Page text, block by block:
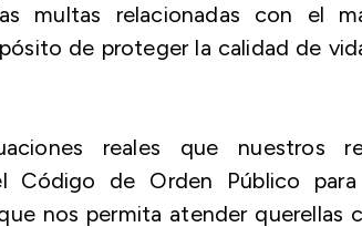
multas relacionadas con el
de proteger la calidad de
reales que nuestros
Código de Orden Público
nos permita atender querellas